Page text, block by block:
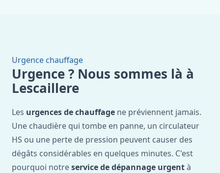
Urgence chauffage
Urgence ? Nous sommes là à
Lescaillere
Les urgences de chauffage ne préviennent jamais.
Une chaudière qui tombe en panne, un circulateur
HS ou une perte de pression peuvent causer des
dégâts considérables en quelques minutes. C'est
pourquoi notreservice de dépannage urgentà